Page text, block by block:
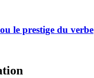
le prestige du verbe